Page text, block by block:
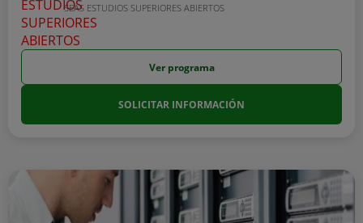
SEAS ESTUDIOS SUPERIORES ABIERTOS
Ver programa
SOLICITAR INFORMACIÓN